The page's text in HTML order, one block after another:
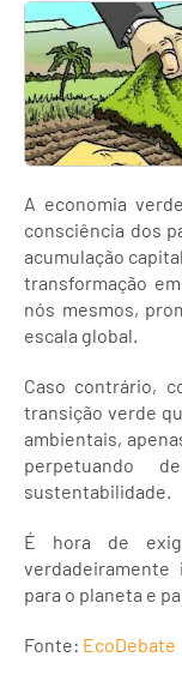
A economia
consciência dos
acumulação
transformação
nós mesmos,
escala global.
Caso contrário,
transição verde
ambientais,
perpetuando
sustentabilidade.
É hora de
para o planeta e
Fonte: EcoDebate